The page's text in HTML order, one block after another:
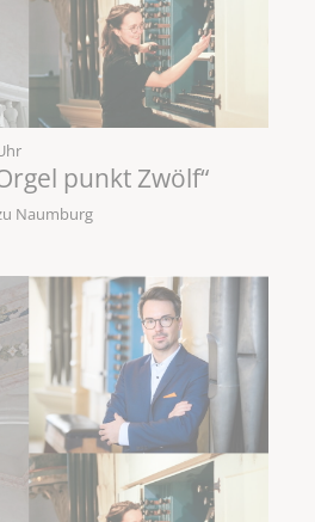
punkt Zwölf“
Naumburg